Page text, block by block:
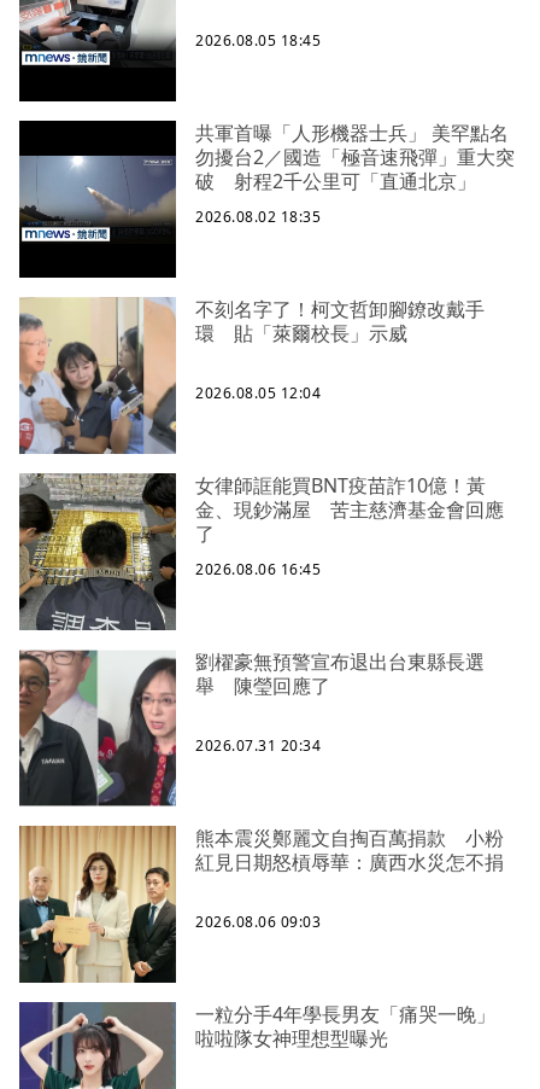
2026.08.05 18:45
共軍首曝「人形機器士兵」 美罕點名
勿擾台2／國造「極音速飛彈」重大突
破 射程2千公里可「直通北京」
2026.08.02 18:35
不刻名字了！柯文哲卸腳鐐改戴手
環 貼「萊爾校長」示威
2026.08.05 12:04
女律師誆能買BNT疫苗詐10億！黃
金、現鈔滿屋 苦主慈濟基金會回應
了
2026.08.06 16:45
劉櫂豪無預警宣布退出台東縣長選
舉 陳瑩回應了
2026.07.31 20:34
熊本震災鄭麗文自掏百萬捐款 小粉
紅見日期怒槓辱華：廣西水災怎不捐
2026.08.06 09:03
一粒分手4年學長男友「痛哭一晚」
啦啦隊女神理想型曝光